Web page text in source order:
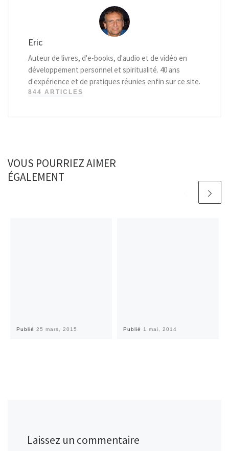
Eric
Auteur de livres, d'e-books, d'audio et de vidéo en
développement personnel et spiritualité. 40 ans
d'expérience et de pratiques réunies enfin sur ce site.
844 ARTICLES
VOUS POURRIEZ AIMER
ÉGALEMENT
Publié 25 mars, 2015 Publié 1 mai, 2014
Laissez un commentaire